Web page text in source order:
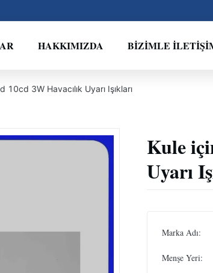
HAKKIMIZDA BIZIMLE
10cd 3W Havacılık Uyarı Işıkları
Kule
Uyarı
Marka Adı:
Menşe Yeri: